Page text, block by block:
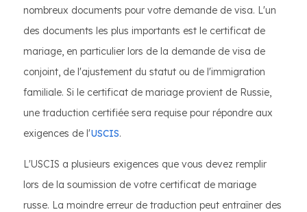
nombreux documents pour votre demande de visa. L'un
des documents les plus importants est le certificat de
mariage, en particulier lors de la demande de visa de
conjoint, de l'ajustement du statut ou de l'immigration
familiale. Si le certificat de mariage provient de Russie,
une traduction certifiée sera requise pour répondre aux
exigences de l'USCIS.
L'USCIS a plusieurs exigences que vous devez remplir
lors de la soumission de votre certificat de mariage
russe. La moindre erreur de traduction peut entraîner des